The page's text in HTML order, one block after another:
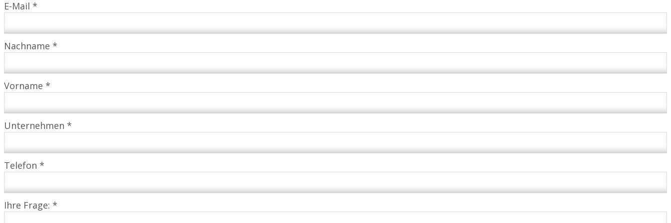
E-Mail *
Nachname *
Vorname *
Unternehmen *
Telefon *
Ihre Frage: *